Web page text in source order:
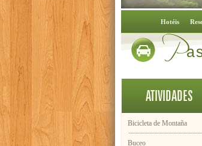
Hotéis
P
ATIVIDADES
Bicicleta de Montaña
Buceo